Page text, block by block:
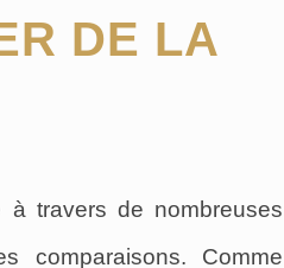
DE LA
travers de nombreuses
comparaisons. Comme